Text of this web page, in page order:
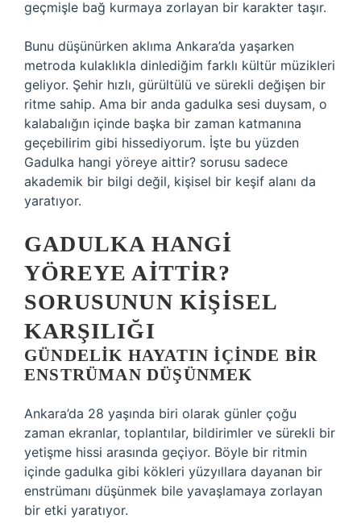
geçmişle bağ kurmaya zorlayan bir karakter taşır.
Bunu düşünürken aklıma Ankara’da yaşarken
metroda kulaklıkla dinlediğim farklı kültür müzikleri
geliyor. Şehir hızlı, gürültülü ve sürekli değişen bir
ritme sahip. Ama bir anda gadulka sesi duysam, o
kalabalığın içinde başka bir zaman katmanına
geçebilirim gibi hissediyorum. İşte bu yüzden
Gadulka hangi yöreye aittir? sorusu sadece
akademik bir bilgi değil, kişisel bir keşif alanı da
yaratıyor.
GADULKA HANGI
YÖREYE AITTIR?
SORUSUNUN KIŞISEL
KARŞILIĞI
GÜNDELIK HAYATIN IÇINDE BIR
ENSTRÜMAN DÜŞÜNMEK
Ankara’da 28 yaşında biri olarak günler çoğu
zaman ekranlar, toplantılar, bildirimler ve sürekli bir
yetişme hissi arasında geçiyor. Böyle bir ritmin
içinde gadulka gibi kökleri yüzyıllara dayanan bir
enstrümanı düşünmek bile yavaşlamaya zorlayan
bir etki yaratıyor.